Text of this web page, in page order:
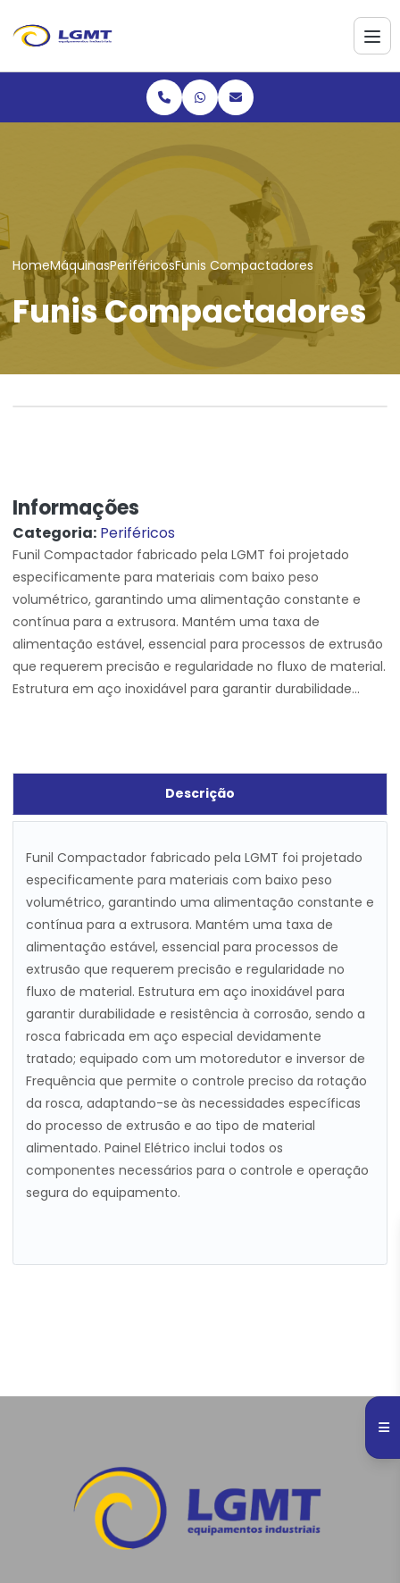
HomeMáquinasPeriféricosFunis Compactadores
Funis Compactadores
Informações
Categoria: Periféricos
Funil Compactador fabricado pela LGMT foi projetado
especificamente para materiais com baixo peso
volumétrico, garantindo uma alimentação constante e
contínua para a extrusora. Mantém uma taxa de
alimentação estável, essencial para processos de extrusão
que requerem precisão e regularidade no fluxo de material.
Estrutura em aço inoxidável para garantir durabilidade...
Descrição
Funil Compactador fabricado pela LGMT foi projetado
especificamente para materiais com baixo peso
volumétrico, garantindo uma alimentação constante e
contínua para a extrusora. Mantém uma taxa de
alimentação estável, essencial para processos de
extrusão que requerem precisão e regularidade no
fluxo de material. Estrutura em aço inoxidável para
garantir durabilidade e resistência à corrosão, sendo a
rosca fabricada em aço especial devidamente
tratado; equipado com um motoredutor e inversor de
Frequência que permite o controle preciso da rotação
da rosca, adaptando-se às necessidades específicas
do processo de extrusão e ao tipo de material
alimentado. Painel Elétrico inclui todos os
componentes necessários para o controle e operação
segura do equipamento.